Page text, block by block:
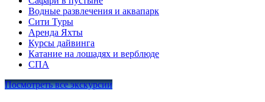
Водные развлечения и аквапарк
Сити Туры
Аренда Яхты
Курсы дайвинга
Катание на лошадях и верблюде
СПА
Посмотреть все экскурсии